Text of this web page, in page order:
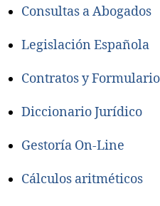
Consultas a Abogados
Legislación Española
Contratos y
Diccionario Jurídico
Gestoría On-Line
Cálculos aritméticos